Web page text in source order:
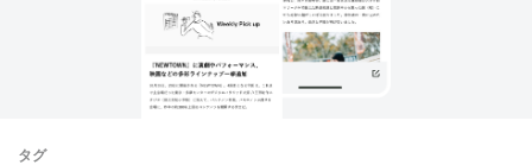
タグ